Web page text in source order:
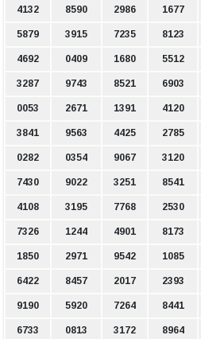
4132 8590 2986 1677
5879 3915 7235 8123
4692 0409 1680 5512
3287 9743 8521 6903
0053 2671 1391 4120
3841 9563 4425 2785
0282 0354 9067 3120
7430 9022 3251 8541
4108 3195 7768 2530
7326 1244 4901 8173
1850 2971 9542 1085
6422 8457 2017 2393
9190 5920 7264 8441
6733 0813 3172 8964